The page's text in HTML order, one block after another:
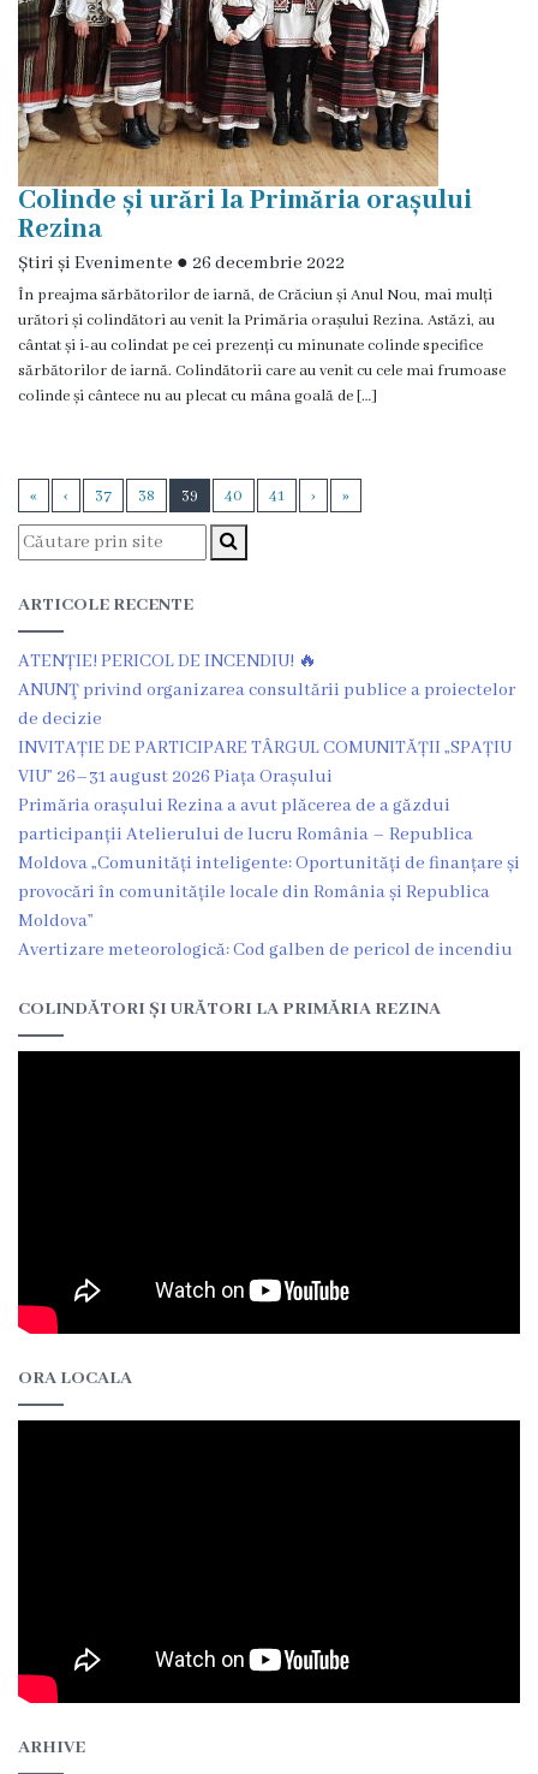
Evenimente
Galerie
Foto
Galerie
Video
Contacte
Colinde și urări la Primăria orașului
Rezina
Știri și Evenimente ● 26 decembrie 2022
În preajma sărbătorilor de iarnă, de Crăciun și Anul Nou, mai mulți
urători și colindători au venit la Primăria orașului Rezina. Astăzi, au
cântat și i-au colindat pe cei prezenți cu minunate colinde specifice
sărbătorilor de iarnă. Colindătorii care au venit cu cele mai frumoase
colinde și cântece nu au plecat cu mâna goală de […]
« ‹ 37 38 39 40 41 › »
ARTICOLE RECENTE
ATENȚIE! PERICOL DE INCENDIU! 🔥
ANUNŢ privind organizarea consultării publice a proiectelor
de decizie
INVITAȚIE DE PARTICIPARE TÂRGUL COMUNITĂȚII „SPAȚIU
VIU” 26–31 august 2026 Piața Orașului
Primăria orașului Rezina a avut plăcerea de a găzdui
participanții Atelierului de lucru România – Republica
Moldova „Comunități inteligente: Oportunități de finanțare și
provocări în comunitățile locale din România și Republica
Moldova”
Avertizare meteorologică: Cod galben de pericol de incendiu
COLINDĂTORI ȘI URĂTORI LA PRIMĂRIA REZINA
ORA LOCALA
ARHIVE